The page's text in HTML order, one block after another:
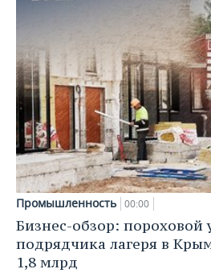
Промышленность 00:00
Бизнес-обзор: пороховой
подрядчика лагеря в
1,8 млрд